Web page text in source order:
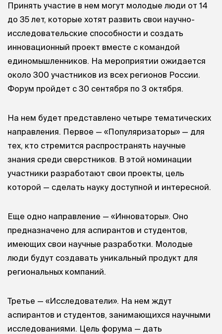
Принять участие в нем могут молодые люди от 14
до 35 лет, которые хотят развить свои научно-
исследовательские способности и создать
инновационный проект вместе с командой
единомышленников. На мероприятии ожидается
около 300 участников из всех регионов России.
Форум пройдет с 30 сентября по 3 октября.
На нем будет представлено четыре тематических
направления. Первое — «Популяризаторы» — для
тех, кто стремится распространять научные
знания среди сверстников. В этой номинации
участники разработают свои проекты, цель
которой — сделать науку доступной и интересной.
Еще одно направление — «Инноваторы». Оно
предназначено для аспирантов и студентов,
имеющих свои научные разработки. Молодые
люди будут создавать уникальный продукт для
региональных компаний.
Третье — «Исследователи». На нем ждут
аспирантов и студентов, занимающихся научными
исследованиями. Цель форума — дать